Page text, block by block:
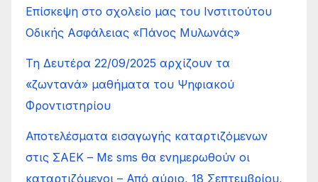
Επίσκεψη στο σχολείο μας του Ινστιτούτου
Οδικής Ασφάλειας «Πάνος Μυλωνάς»
Τη Δευτέρα 22/09/2025 αρχίζουν τα
«ζωντανά» μαθήματα του Ψηφιακού
Φροντιστηρίου
Αποτελέσματα εισαγωγής καταρτιζόμενων
στις ΣΑΕΚ – Με sms θα ενημερωθούν οι
καταρτιζόμενοι – Από αύριο, 18 Σεπτεμβρίου,